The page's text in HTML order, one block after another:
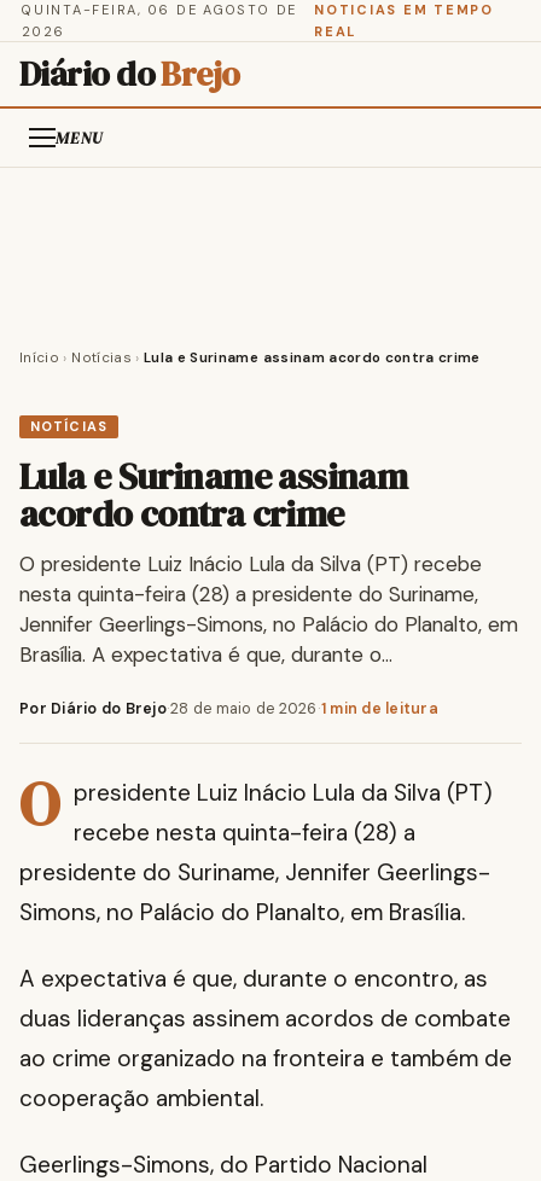
QUINTA-FEIRA, 06 DE AGOSTO DE
2026
NOTICIAS EM TEMPO
REAL
Diário doBrejo
MENU
Início › Notícias › Lula e Suriname assinam acordo contra crime
NOTÍCIAS
Lula e Suriname assinam
acordo contra crime
O presidente Luiz Inácio Lula da Silva (PT) recebe
nesta quinta-feira (28) a presidente do Suriname,
Jennifer Geerlings-Simons, no Palácio do Planalto, em
Brasília. A expectativa é que, durante o…
Por Diário do Brejo·28 de maio de 2026·1 min de leitura
O presidente Luiz Inácio Lula da Silva (PT)
recebe nesta quinta-feira (28) a
presidente do Suriname, Jennifer Geerlings-
Simons, no Palácio do Planalto, em Brasília.
A expectativa é que, durante o encontro, as
duas lideranças assinem acordos de combate
ao crime organizado na fronteira e também de
cooperação ambiental.
Geerlings-Simons, do Partido Nacional